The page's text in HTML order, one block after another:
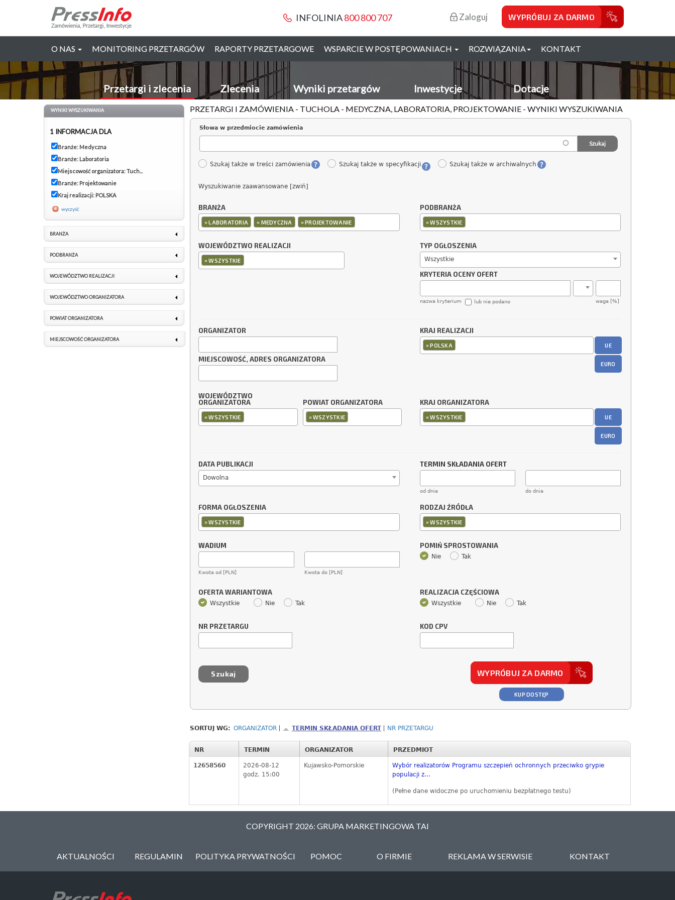
INFOLINIA800 800 707 Zaloguj WYPRÓBUJ ZA DARMO
O NAS MONITORING PRZETARGÓW RAPORTY PRZETARGOWE WSPARCIE W POSTĘPOWANIACH ROZWIĄZANIA KONTAKT
Przetargi i zlecenia Zlecenia Wyniki przetargów Inwestycje Dotacje
PRZETARGI I ZAMÓWIENIA - TUCHOLA - MEDYCZNA, LABORATORIA, PROJEKTOWANIE - WYNIKI WYSZUKIWANIA
Słowa w przedmiocie zamówienia
Szukaj także w treści zamówienia Szukaj także w specyfikacji Szukaj także w archiwalnych
Wyszukiwanie zaawansowane [zwiń]
BRANŻA
×LABORATORIA × MEDYCZNA ×PROJEKTOWANIE
PODBRANŻA
×WSZYSTKIE
WOJEWÓDZTWO REALIZACJI
×WSZYSTKIE
TYP OGŁOSZENIA
Wszystkie
KRYTERIA OCENY OFERT
nazwa kryterium waga [%]
lub nie podano
ORGANIZATOR
MIEJSCOWOŚĆ, ADRES ORGANIZATORA
KRAJ REALIZACJI
×POLSKA UE
EURO
WOJEWÓDZTWO
ORGANIZATORA
×WSZYSTKIE
POWIAT ORGANIZATORA
×WSZYSTKIE
KRAJ ORGANIZATORA
×WSZYSTKIE UE
EURO
DATA PUBLIKACJI
Dowolna
TERMIN SKŁADANIA OFERT
od dnia do dnia
FORMA OGŁOSZENIA
×WSZYSTKIE
RODZAJ ŹRÓDŁA
×WSZYSTKIE
WADIUM
Kwota od [PLN] Kwota do [PLN]
POMIŃ SPROSTOWANIA
Nie Tak
OFERTA WARIANTOWA
Wszystkie Nie Tak
REALIZACJA CZĘŚCIOWA
Wszystkie Nie Tak
NR PRZETARGU KOD CPV
WYPRÓBUJ ZA DARMO
KUP DOSTĘP
SORTUJ WG: ORGANIZATOR TERMIN SKŁADANIA OFERT NR PRZETARGU
NR TERMIN ORGANIZATOR PRZEDMIOT
12658560
2026-08-12
godz. 15:00
Kujawsko-Pomorskie
Wybór realizatorów Programu szczepień ochronnych przeciwko grypie
populacji z...
(Pełne dane widoczne po uruchomieniu bezpłatnego testu)
WYNIKI WYSZUKIWANIA
1 INFORMACJA DLA
Branże: Medyczna
Branże: Laboratoria
Miejscowość organizatora: Tuch...
Branże: Projektowanie
Kraj realizacji: POLSKA
wyczyść
BRANŻA
PODBRANŻA
WOJEWÓDZTWO REALIZACJI
WOJEWÓDZTWO ORGANIZATORA
POWIAT ORGANIZATORA
MIEJSCOWOŚĆ ORGANIZATORA
COPYRIGHT 2026: GRUPA MARKETINGOWA TAI
AKTUALNOŚCI REGULAMIN POLITYKA PRYWATNOŚCI POMOC O FIRMIE REKLAMA W SERWISIE KONTAKT